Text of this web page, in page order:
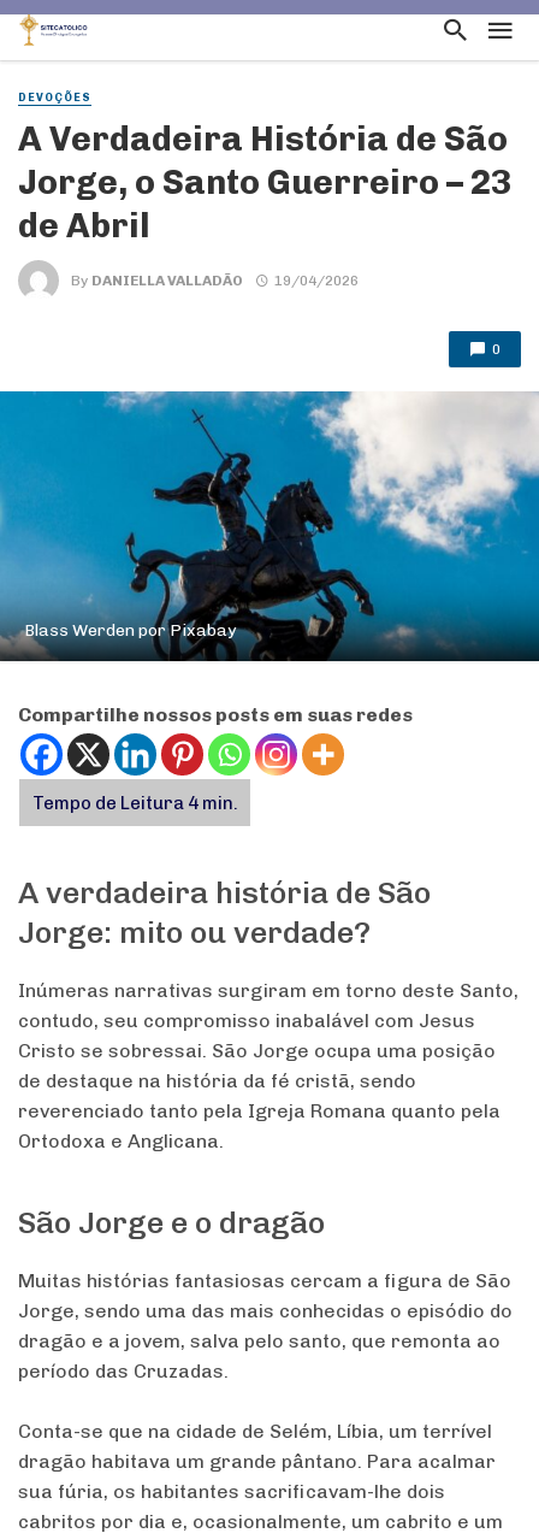
DEVOÇÕES
A Verdadeira História de São
Jorge, o Santo Guerreiro – 23
de Abril
By DANIELLA VALLADÃO 19/04/2026
0
Blass Werden por Pixabay
Compartilhe nossos posts em suas redes
A verdadeira história de São
Jorge: mito ou verdade?
Inúmeras narrativas surgiram em torno deste Santo,
contudo, seu compromisso inabalável com Jesus
Cristo se sobressai. São Jorge ocupa uma posição
de destaque na história da fé cristã, sendo
reverenciado tanto pela Igreja Romana quanto pela
Ortodoxa e Anglicana.
São Jorge e o dragão
Muitas histórias fantasiosas cercam a figura de São
Jorge, sendo uma das mais conhecidas o episódio do
dragão e a jovem, salva pelo santo, que remonta ao
período das Cruzadas.
Conta-se que na cidade de Selém, Líbia, um terrível
dragão habitava um grande pântano. Para acalmar
sua fúria, os habitantes sacrificavam-lhe dois
cabritos por dia e, ocasionalmente, um cabrito e um